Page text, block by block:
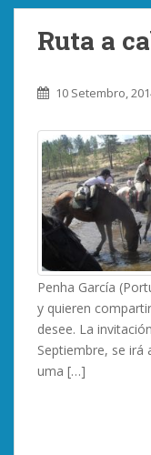
Ruta a
10 Setembro,
Penha García
y quieren
desee. La
Septiembre, se irá
uma […]